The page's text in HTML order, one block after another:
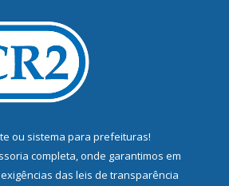
ou sistema para prefeituras!
completa, onde garantimos em
das leis de transparência